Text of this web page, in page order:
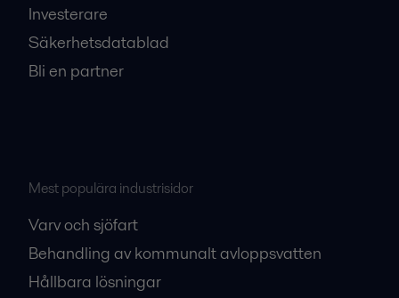
Investerare
Säkerhetsdatablad
Bli en partner
Mest populära industrisidor
Varv och sjöfart
Behandling av kommunalt avloppsvatten
Hållbara lösningar